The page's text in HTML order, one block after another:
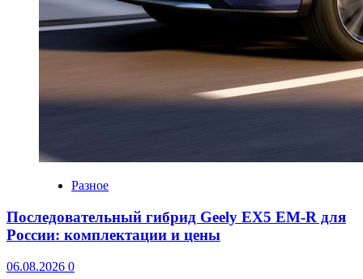
Разное
Последовательный гибрид Geely EX5 EM-R для
России: комплектации и цены
06.08.2026 0